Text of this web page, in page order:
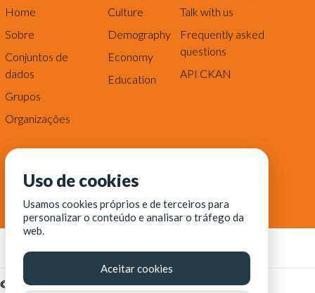
Home
Sobre
Conjuntos de
dados
Grupos
Organizações
Culture
Demography
Economy
Education
Talk with us
Frequently asked
questions
API CKAN
© Fortaleza Digital || CITINOVA - Fundação de Ciência,
Uso de cookies
Usamos cookies próprios e de terceiros para
personalizar o conteúdo e analisar o tráfego da
web.
Aceitar cookies